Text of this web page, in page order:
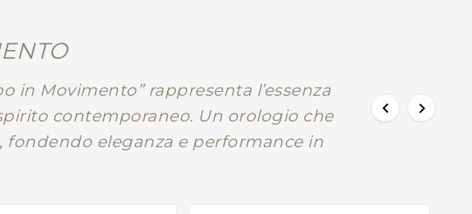
in Movimento” rappresenta l’essenza
contemporaneo. Un orologio che
eleganza e performance in
 